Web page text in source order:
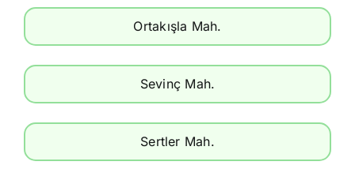
Ortakışla Mah.
Sevinç Mah.
Sertler Mah.